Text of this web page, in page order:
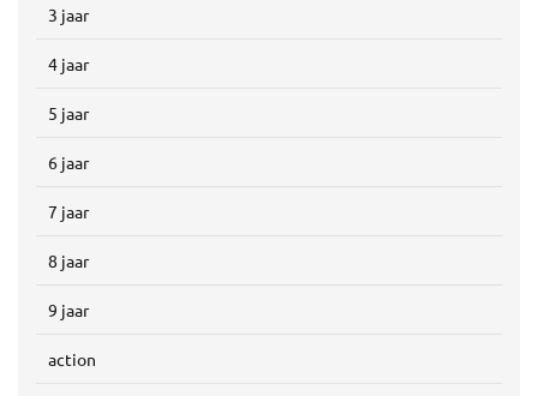
3 jaar
4 jaar
5 jaar
6 jaar
7 jaar
8 jaar
9 jaar
action